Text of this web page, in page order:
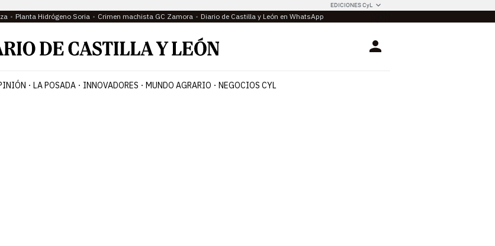
EDICIONES CyL
Planta Hidrógeno Soria Crimen machista GC Zamora Diario de Castilla y León en WhatsApp
Login
LA POSADA INNOVADORES MUNDO AGRARIO NEGOCIOS CYL